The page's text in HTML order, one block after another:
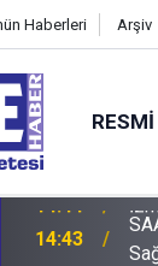
Haberleri Arşiv
14:43